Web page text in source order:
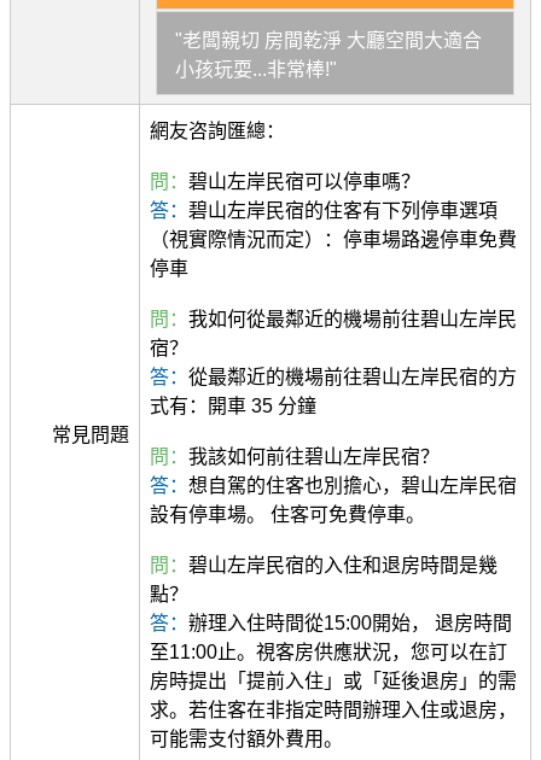
"老闆親切 房間乾淨 大廳空間大適合
小孩玩耍...非常棒!"
常見問題
網友咨詢匯總：
問： 碧山左岸民宿可以停車嗎？
答： 碧山左岸民宿的住客有下列停車選項
（視實際情況而定）：停車場路邊停車免費
停車
問： 我如何從最鄰近的機場前往碧山左岸民
宿？
答： 從最鄰近的機場前往碧山左岸民宿的方
式有：開車 35 分鐘
問： 我該如何前往碧山左岸民宿？
答： 想自駕的住客也別擔心，碧山左岸民宿
設有停車場。 住客可免費停車。
問： 碧山左岸民宿的入住和退房時間是幾
點？
答： 辦理入住時間從15:00開始， 退房時間
至11:00止。視客房供應狀況，您可以在訂
房時提出「提前入住」或「延後退房」的需
求。若住客在非指定時間辦理入住或退房，
可能需支付額外費用。